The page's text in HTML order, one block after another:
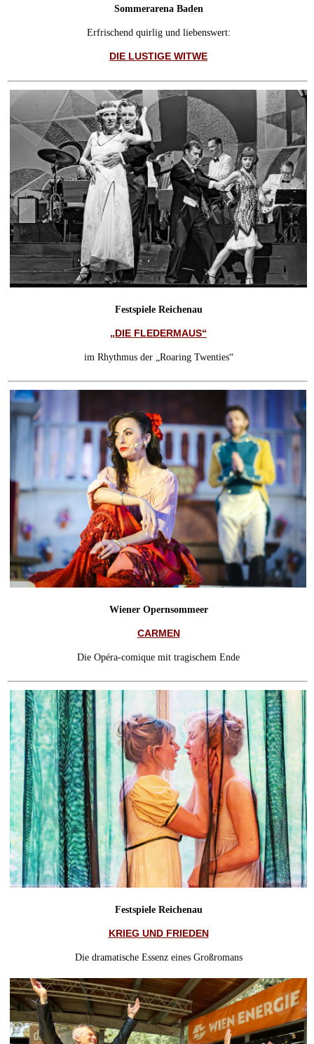
Sommerarena Baden
Erfrischend quirlig und liebenswert:
DIE LUSTIGE WITWE
Festspiele Reichenau
„DIE FLEDERMAUS“
im Rhythmus der „Roaring Twenties“
Wiener Opernsommeer
CARMEN
Die Opéra-comique mit tragischem Ende
Festspiele Reichenau
KRIEG UND FRIEDEN
Die dramatische Essenz eines Großromans